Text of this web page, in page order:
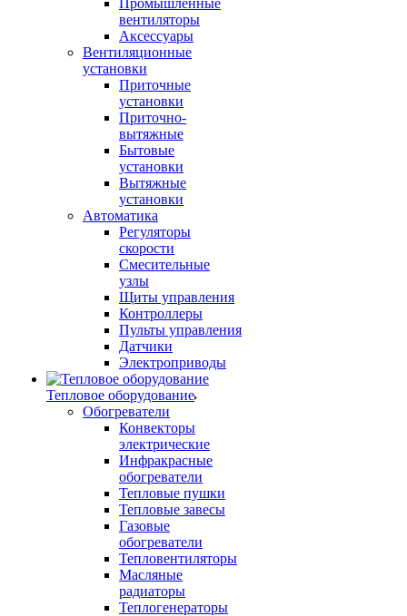
Промышленные
вентиляторы
Аксессуары
Вентиляционные
установки
Приточные
установки
Приточно-
вытяжные
Бытовые
установки
Вытяжные
установки
Автоматика
Регуляторы
скорости
Смесительные
узлы
Щиты управления
Контроллеры
Пульты управления
Датчики
Электроприводы
Тепловое оборудование
Обогреватели
Конвекторы
электрические
Инфракрасные
обогреватели
Тепловые пушки
Тепловые завесы
Газовые
обогреватели
Тепловентиляторы
Масляные
радиаторы
Теплогенераторы